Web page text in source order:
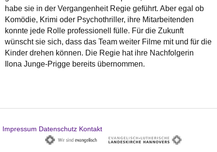
habe sie in der Vergangenheit Regie geführt. Aber egal ob
Komödie, Krimi oder Psychothriller, ihre Mitarbeitenden
konnte jede Rolle professionell fülle. Für die Zukunft
wünscht sie sich, dass das Team weiter Filme mit und für die
Kinder drehen können. Die Regie hat ihre Nachfolgerin
Ilona Junge-Prigge bereits übernommen.
Impressum Datenschutz Kontakt